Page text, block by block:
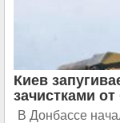
Киев
зачистками
В Донбассе